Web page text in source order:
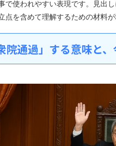
で使われやすい表現です。見出
点を含めて理解するための材料が
院通過」する意味と